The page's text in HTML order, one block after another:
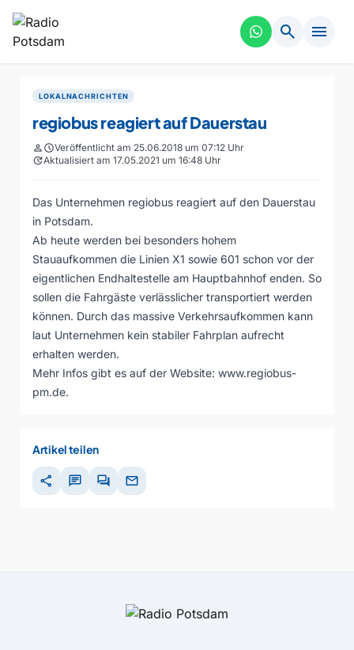
search menu
LOKALNACHRICHTEN
regiobus reagiert auf Dauerstau
personscheduleVeröffentlicht am 25.06.2018 um 07:12 Uhr
updateAktualisiert am 17.05.2021 um 16:48 Uhr
Das Unternehmen regiobus reagiert auf den Dauerstau
in Potsdam.
Ab heute werden bei besonders hohem
Stauaufkommen die Linien X1 sowie 601 schon vor der
eigentlichen Endhaltestelle am Hauptbahnhof enden. So
sollen die Fahrgäste verlässlicher transportiert werden
können. Durch das massive Verkehrsaufkommen kann
laut Unternehmen kein stabiler Fahrplan aufrecht
erhalten werden.
Mehr Infos gibt es auf der Website: www.regiobus-
pm.de.
Artikel teilen
share chat forum mail